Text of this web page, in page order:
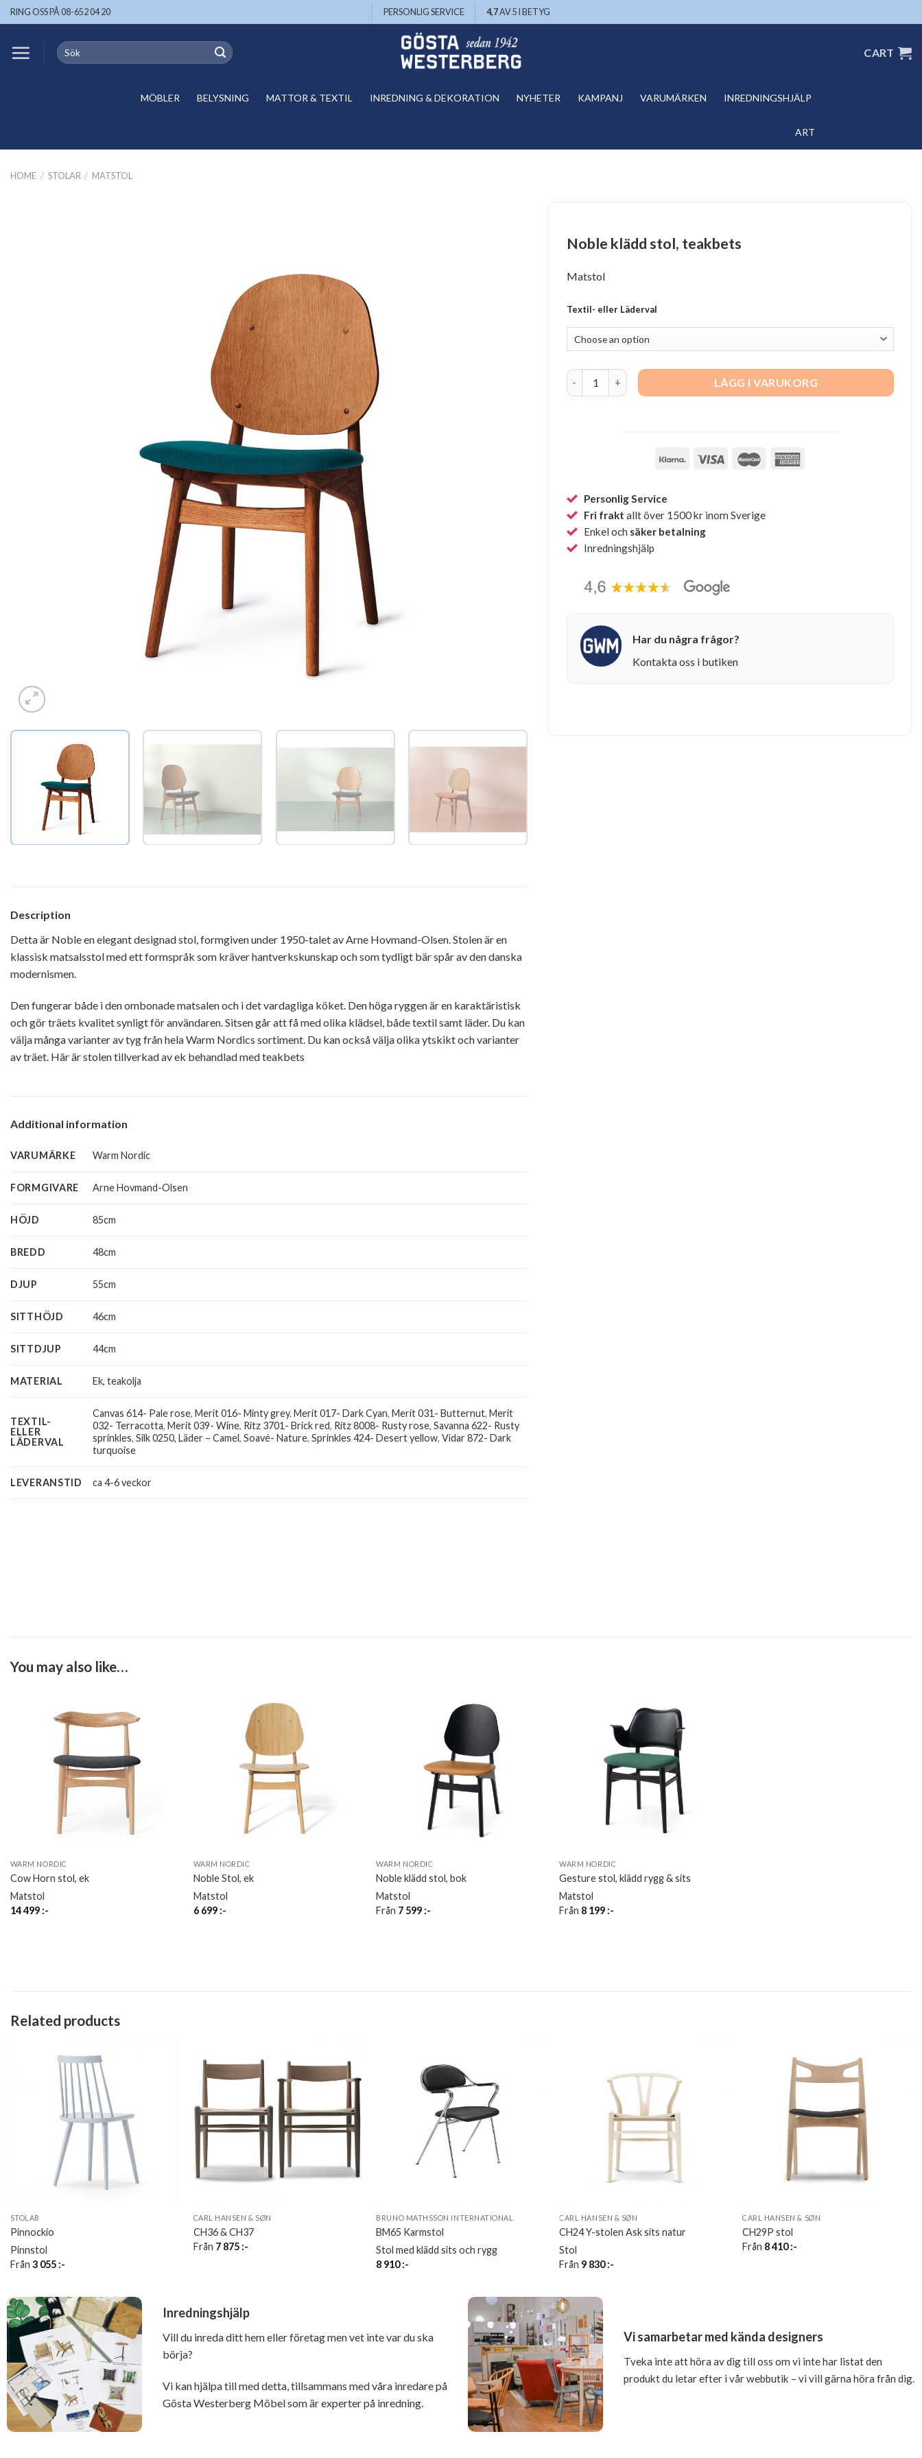
Skip
to
RING OSS PÅ 08-652 04 20 PERSONLIG SERVICE 4,7AV 5 I BETYG
Search
for:
CART
MÖBLER BELYSNING MATTOR & TEXTIL INREDNING & DEKORATION NYHETER KAMPANJ VARUMÄRKEN INREDNINGSHJÄLP
ART
HOME / STOLAR / MATSTOL
Description
Detta är Noble en elegant designad stol, formgiven under 1950-talet av Arne Hovmand-Olsen. Stolen är en
klassisk matsalsstol med ett formspråk som kräver hantverkskunskap och som tydligt bär spår av den danska
modernismen.
Den fungerar både i den ombonade matsalen och i det vardagliga köket. Den höga ryggen är en karaktäristisk
och gör träets kvalitet synligt för användaren. Sitsen går att få med olika klädsel, både textil samt läder. Du kan
välja många varianter av tyg från hela Warm Nordics sortiment. Du kan också välja olika ytskikt och varianter
av träet. Här är stolen tillverkad av ek behandlad med teakbets
Additional information
VARUMÄRKE Warm Nordic
FORMGIVARE Arne Hovmand-Olsen
HÖJD 85cm
BREDD 48cm
DJUP 55cm
SITTHÖJD 46cm
SITTDJUP 44cm
MATERIAL Ek, teakolja
TEXTIL-
ELLER
LÄDERVAL
Canvas 614- Pale rose,Merit 016- Minty grey,Merit 017- Dark Cyan,Merit 031- Butternut,Merit
032- Terracotta,Merit 039- Wine, Ritz 3701- Brick red, Ritz 8008- Rusty rose,Savanna 622- Rusty
sprinkles,Silk 0250, Läder – Camel,Soavé- Nature,Sprinkles 424- Desert yellow,Vidar 872- Dark
turquoise
LEVERANSTID ca 4-6 veckor
Noble klädd stol, teakbets
Matstol
Textil- eller Läderval
Noble klädd stol, teakbets quantityLÄGG I VARUKORG
Personlig Service
Fri frakt allt över 1500 kr inom Sverige
Enkel och säker betalning
Inredningshjälp
Har du några frågor?
Kontakta oss i butiken
You may also like…
WARM NORDIC
Cow Horn stol, ek
Matstol
14 499 :-
WARM NORDIC
Noble Stol, ek
Matstol
6 699 :-
WARM NORDIC
Noble klädd stol, bok
Matstol
Från 7 599 :-
WARM NORDIC
Gesture stol, klädd rygg & sits
Matstol
Från 8 199 :-
Related products
STOLAB
Pinnockio
Pinnstol
Från 3 055 :-
CARL HANSEN & SØN
CH36 & CH37
Från 7 875 :-
BRUNO MATHSSON INTERNATIONAL
BM65 Karmstol
Stol med klädd sits och rygg
8 910:-
CARL HANSEN & SØN
CH24 Y-stolen Ask sits natur
Stol
Från 9 830:-
CARL HANSEN & SØN
CH29P stol
Från 8 410:-
Inredningshjälp
Vill du inreda ditt hem eller företag men vet inte var du ska
börja?
Vi kan hjälpa till med detta, tillsammans med våra inredare på
Gösta Westerberg Möbel som är experter på inredning.
Vi samarbetar med kända designers
Tveka inte att höra av dig till oss om vi inte har listat den
produkt du letar efter i vår webbutik – vi vill gärna höra från dig.